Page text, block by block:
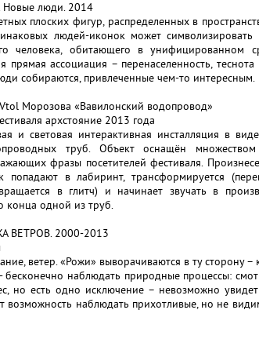
Новые люди. 2014
плоских фигур, распределенных в
людей-иконок может
человека, обитающего в унифицированном
прямая ассоциация – перенаселенность,
собираются, привлеченные чем-то интересным.
Морозова «Вавилонский водопровод»
архстояние 2013 года
и световая интерактивная инсталляция в
труб. Объект оснащён
фразы посетителей фестиваля.
в лабиринт, трансформируется
в глитч) и начинает звучать в
конца одной из труб.
ВЕТРОВ. 2000-2013
ветер. «Рожи» выворачиваются в ту сторону –
бесконечно наблюдать природные процессы:
но есть одно исключение – невозможно
возможность наблюдать прихотливые, но не